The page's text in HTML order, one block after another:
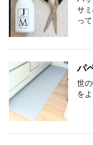
サ
っ
パ
世
を